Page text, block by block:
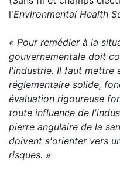
l'Environmental Health
« Pour remédier à la
gouvernementale doit
l'industrie. Il faut mettre
réglementaire solide,
évaluation rigoureuse
toute influence de
pierre angulaire de la
doivent s'orienter vers
risques. »